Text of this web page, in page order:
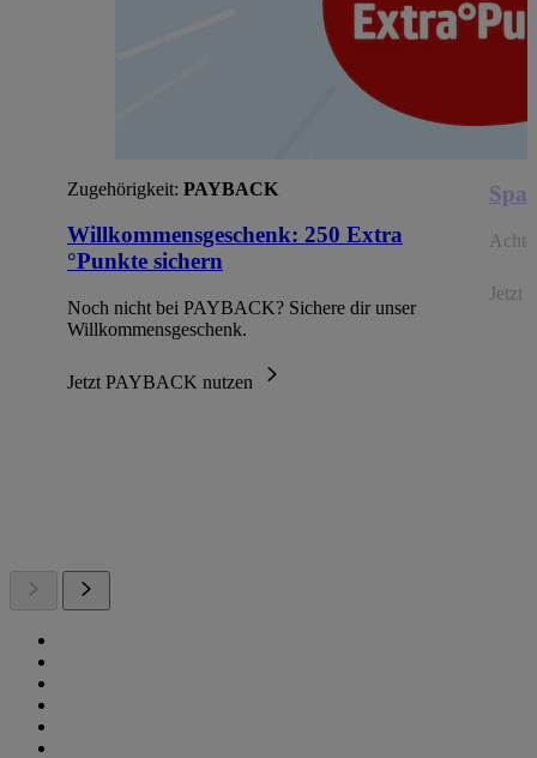
Zugehörigkeit: PAYBACK
Willkommensgeschenk: 250 Extra
°Punkte sichern
Noch nicht bei PAYBACK? Sichere dir unser
Willkommensgeschenk.
Jetzt PAYBACK nutzen
Jetzt